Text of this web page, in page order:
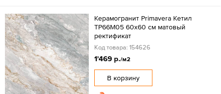
Керамогранит Primavera Кетил
TP66M05 60х60 см матовый
ректификат
Код товара: 154626
1'469 р./м2
В корзину